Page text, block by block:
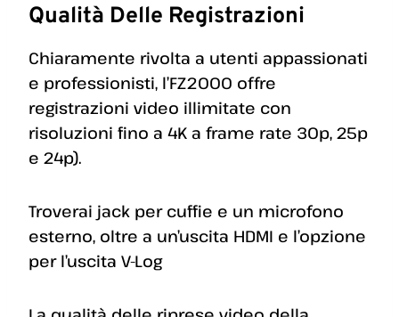
Qualità Delle Registrazioni
Chiaramente rivolta a utenti appassionati
e professionisti, l’FZ2000 offre
registrazioni video illimitate con
risoluzioni fino a 4K a frame rate 30p, 25p
e 24p).
Troverai jack per cuffie e un microfono
esterno, oltre a un’uscita HDMI e l’opzione
per l’uscita V-Log